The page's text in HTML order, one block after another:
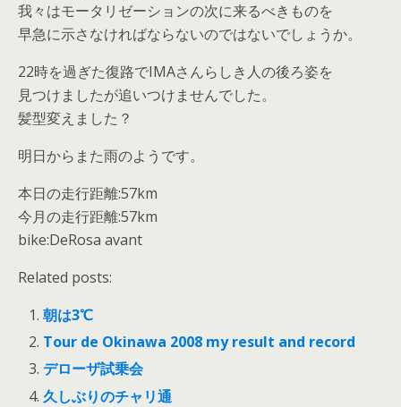
我々はモータリゼーションの次に来るべきものを
早急に示さなければならないのではないでしょうか。
22時を過ぎた復路でIMAさんらしき人の後ろ姿を
見つけましたが追いつけませんでした。
髪型変えました？
明日からまた雨のようです。
本日の走行距離:57km
今月の走行距離:57km
bike:DeRosa avant
Related posts:
朝は3℃
Tour de Okinawa 2008 my result and record
デローザ試乗会
久しぶりのチャリ通